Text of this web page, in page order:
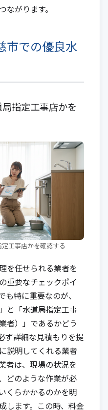
ながります。
市での優良水
指定工事店かを
工事店かを確認する
を任せられる業者を
重要なチェックポイ
も特に重要なのが、
と「水道局指定工事
者）」であるかどう
ず詳細な見積もりを提
説明してくれる業者
者は、現場の状況を
どのような作業が必
くらかかるのかを明
します。この時、料金